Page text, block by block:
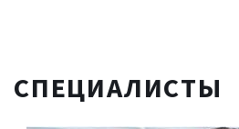
СПЕЦИАЛИСТЫ